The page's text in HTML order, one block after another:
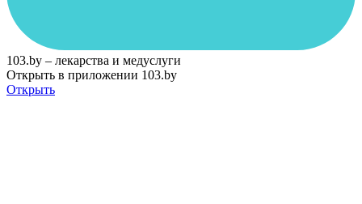
103.by – лекарства и медуслуги
Открыть в приложении 103.by
Открыть